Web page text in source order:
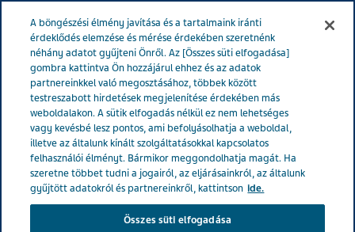
Magyarország Betegeknek Magas vérnyomás
A magas vérnyomás
A böngészési élmény javítása és a tartalmaink iránti
érdeklődés elemzése és mérése érdekében szeretnénk
néhány adatot gyűjteni Önről. Az [Összes süti elfogadása]
gombra kattintva Ön hozzájárul ehhez és az adatok
partnereinkkel való megosztásához, többek között
testreszabott hirdetések megjelenítése érdekében más
weboldalakon. A sütik elfogadás nélkül ez nem lehetséges
vagy kevésbé lesz pontos, ami befolyásolhatja a weboldal,
illetve az általunk kínált szolgáltatásokkal kapcsolatos
felhasználói élményt. Bármikor meggondolhatja magát. Ha
szeretne többet tudni a jogairól, az eljárásainkról, az általunk
gyűjtött adatokról és partnereinkről, kattintson ide.
Összes süti elfogadása